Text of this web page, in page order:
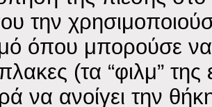
την
όπου μπορούσε να
(τα “φιλμ”
να ανοίγει την